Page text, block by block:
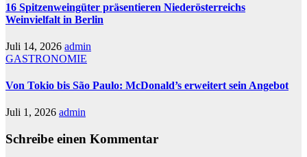
16 Spitzenweingüter präsentieren Niederösterreichs
Weinvielfalt in Berlin
Juli 14, 2026 admin
GASTRONOMIE
Von Tokio bis São Paulo: McDonald’s erweitert sein Angebot
Juli 1, 2026 admin
Schreibe einen Kommentar